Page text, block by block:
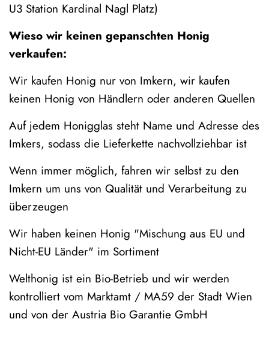
U3 Station Kardinal Nagl Platz)
Wieso wir keinen gepanschten Honig
verkaufen:
Wir kaufen Honig nur von Imkern, wir kaufen
keinen Honig von Händlern oder anderen Quellen
Auf jedem Honigglas steht Name und Adresse des
Imkers, sodass die Lieferkette nachvollziehbar ist
Wenn immer möglich, fahren wir selbst zu den
Imkern um uns von Qualität und Verarbeitung zu
überzeugen
Wir haben keinen Honig "Mischung aus EU und
Nicht-EU Länder" im Sortiment
Welthonig ist ein Bio-Betrieb und wir werden
kontrolliert vom Marktamt / MA59 der Stadt Wien
und von der Austria Bio Garantie GmbH